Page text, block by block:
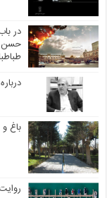
در
حسن
باغ